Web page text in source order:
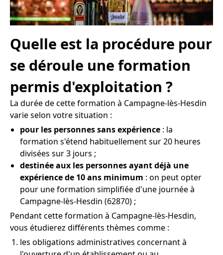
Quelle est la procédure pour
se déroule une formation
permis d'exploitation ?
La durée de cette formation à Campagne-lès-Hesdin
varie selon votre situation :
pour les personnes sans expérience : la
formation s'étend habituellement sur 20 heures
divisées sur 3 jours ;
destinée aux les personnes ayant déjà une
expérience de 10 ans minimum : on peut opter
pour une formation simplifiée d'une journée à
Campagne-lès-Hesdin (62870) ;
Pendant cette formation à Campagne-lès-Hesdin,
vous étudierez différents thèmes comme :
les obligations administratives concernant à